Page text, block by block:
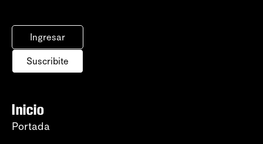
Ingresar
Suscribite
Inicio
Portada